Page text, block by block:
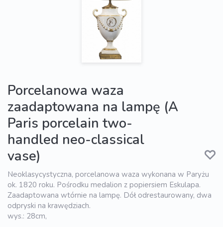
Porcelanowa waza
zaadaptowana na lampę (A
Paris porcelain two-
handled neo-classical
vase)
Neoklasycystyczna, porcelanowa waza wykonana w Paryżu
ok. 1820 roku. Pośrodku medalion z popiersiem Eskulapa.
Zaadaptowana wtórnie na lampę. Dół odrestaurowany, dwa
odpryski na krawędziach.
wys.: 28cm,